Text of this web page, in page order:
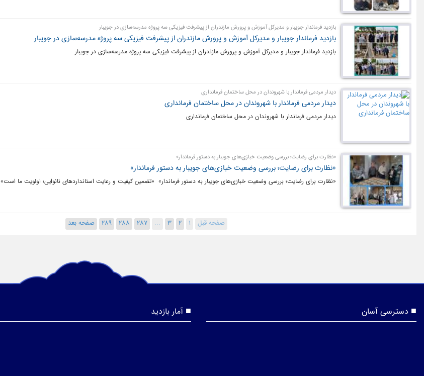
بازدید فرماندار جویبار و مدیرکل آموزش و پرورش مازندران از پیشرفت فیزیکی سه پروژه مدرسه‌سازی در جویبار
بازدید فرماندار جویبار و مدیرکل آموزش و پرورش مازندران از پیشرفت فیزیکی سه پروژه مدرسه‌سازی در جویبار
بازدید فرماندار جویبار و مدیرکل آموزش و پرورش مازندران از پیشرفت فیزیکی سه پروژه مدرسه‌سازی در جویبار
دیدار مردمی فرماندار با شهروندان در محل ساختمان فرمانداری
دیدار مردمی فرماندار با شهروندان در محل ساختمان فرمانداری
دیدار مردمی فرماندار با شهروندان در محل ساختمان فرمانداری
«نظارت برای رضایت؛ بررسی وضعیت خبازی‌های جویبار به دستور فرماندار»
«نظارت برای رضایت؛ بررسی وضعیت خبازی‌های جویبار به دستور فرماندار»
«نظارت برای رضایت؛ بررسی وضعیت خبازی‌های جویبار به دستور فرماندار» ‌ «تضمین کیفیت و رعایت استانداردهای نانوایی؛ اولویت ما است»
صفحه قبل 1
2
3
...
287
288
289 صفحه بعد
دسترسی آسان آمار بازدید